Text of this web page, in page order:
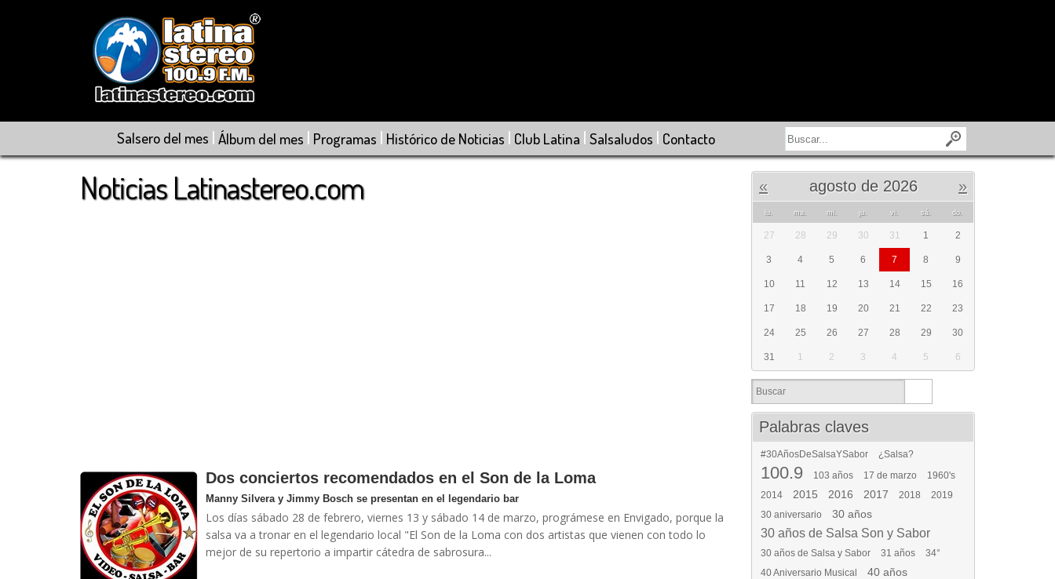
Salsero del mes | Álbum del mes | Programas | Histórico de Noticias | Club Latina | Salsaludos | Contacto
Noticias Latinastereo.com
Dos conciertos recomendados en el Son de la Loma
Manny Silvera y Jimmy Bosch se presentan en el legendario bar
Los días sábado 28 de febrero, viernes 13 y sábado 14 de marzo, prográmese en Envigado, porque la
salsa va a tronar en el legendario local "El Son de la Loma con dos artistas que vienen con todo lo
mejor de su repertorio a impartir cátedra de sabrosura...
« agosto de 2026 »
lu. ma. mi. ju. vi. sá. do.
27 28 29 30 31 1 2
3 4 5 6 7 8 9
10 11 12 13 14 15 16
17 18 19 20 21 22 23
24 25 26 27 28 29 30
31 1 2 3 4 5 6
Palabras claves
#30AñosDeSalsaYSabor ¿Salsa?
100.9 103 años 17 de marzo
1960's
2014
2015 2016 2017 2018
2019
30 aniversario
30 años
30 años de Salsa Son y Sabor
30 años de Salsa y Sabor 31 años
34°
40 Aniversario Musical
40 años